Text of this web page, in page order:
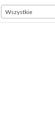
Wszystkie